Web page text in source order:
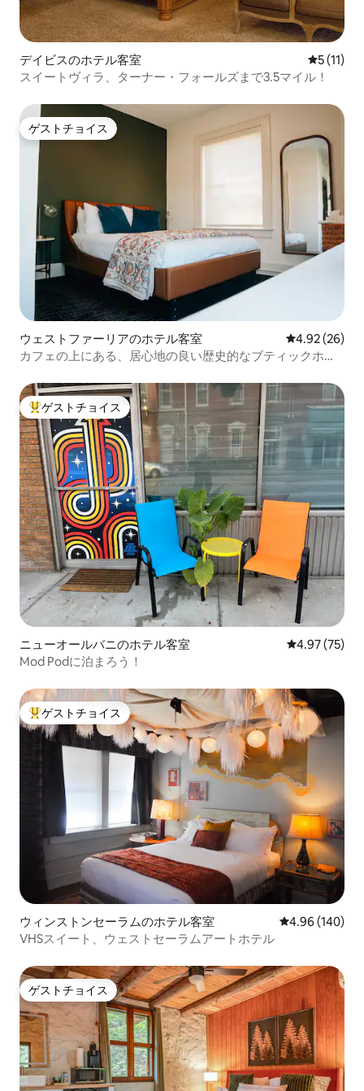
デイビスのホテル客室 レビュー
5 (11)
スイートヴィラ、ターナー・フォールズまで3.5マイル！
ゲストチョイス
ゲストチョイス
ウェストファーリアのホテル客室 レビュー26
4.92 (26)
カフェの上にある、居心地の良い歴史的なブティックホテ
大好評のゲストチョイスです。
ゲストチョイス
ニューオールバニのホテル客室 レビュー75
4.97 (75)
Mod Podに泊まろう！
大好評のゲストチョイスです。
ゲストチョイス
ウィンストンセーラムのホテル客室 レビュー140
4.96 (140)
VHSスイート、ウェストセーラムアートホテル
ゲストチョイス
ゲストチョイス